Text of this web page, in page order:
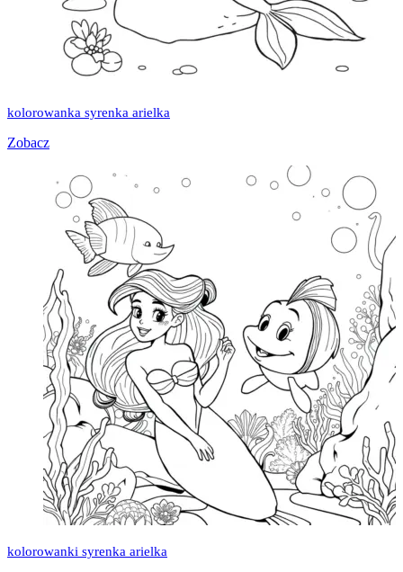
kolorowanka syrenka arielka
Zobacz
kolorowanki syrenka arielka